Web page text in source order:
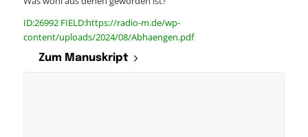
ID:26992 FIELD:https://radio-m.de/wp-
content/uploads/2024/08/Abhaengen.pdf
Zum Manuskript